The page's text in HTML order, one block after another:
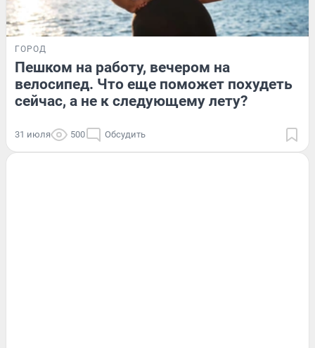
ГОРОД
Пешком на работу, вечером на
велосипед. Что еще поможет похудеть
сейчас, а не к следующему лету?
31 июля 500 Обсудить